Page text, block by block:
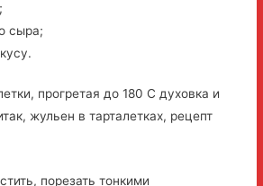
сыра;
прогретая до 180 С духовка и
жульен в тарталетках, рецепт
порезать тонкими